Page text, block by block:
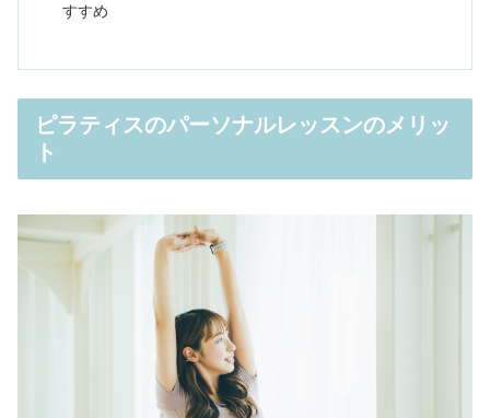
すすめ
ピラティスのパーソナルレッスンのメリッ
ト